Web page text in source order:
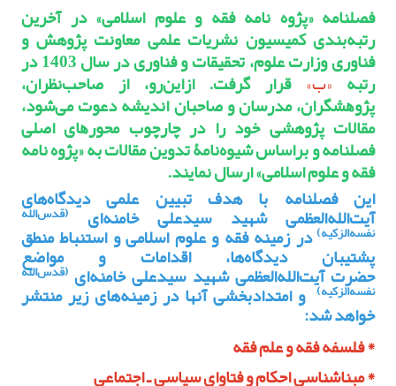
فصلنامه «پژوه نامه فقه و علوم اسلامی» در آخرین
رتبه‌بندی کمیسیون نشریات علمی معاونت پژوهش و
فناوری وزارت علوم، تحقیقات و فناوری در سال 1403 در
رتبه «ب» قرار گرفت. ازاﯾﻦرو، از ﺻﺎﺣﺐﻧﻈﺮان،
ﭘﮋوﻫﺸﮕﺮان، ﻣﺪرﺳﺎن و ﺻﺎﺣﺒﺎن اﻧﺪﯾﺸﻪ دعوت ﻣﯽﺷﻮد،
ﻣﻘﺎﻟﺎت پژوهشی خود را در ﭼﺎرﭼﻮب ﻣﺤﻮرﻫﺎی اﺻﻠﯽ
ﻓﺼﻠﻨﺎﻣﻪ و ﺑﺮاﺳﺎس ﺷﯿﻮهﻧﺎﻣﮥ ﺗﺪوﯾﻦ ﻣﻘﺎﻟﺎت ﺑﻪ«پژوه نامه
فقه و علوم اسلامی»ارﺳﺎل ﻧﻤﺎﯾﻨﺪ.
این فصلنامه با هدف تبیین علمی دیدگاه‌های
آیت‌الله‌العظمی شهید سیدعلی خامنه‌ای (قدس‌الله
نفسه‌الزکیه)در زمینه فقه و علوم اسلامی و استنباط منطق
پشتیبان دیدگاه‌ها، اقدامات و مواضع
حضرت آیت‌الله‌العظمی شهید سیدعلی خامنه‌ای (قدس‌الله
نفسه‌الزکیه) و امتدادبخشی آنها در زمینه‌های زیر منتشر
خواهد شد:
* فلسفه فقه و علم فقه
*‌ مبناشناسی احکام و فتاوای سیاسی ـ اجتماعی